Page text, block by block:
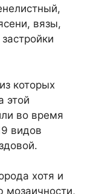
вязы,
которых
этой
во время
видов
хотя и
мозаичности,